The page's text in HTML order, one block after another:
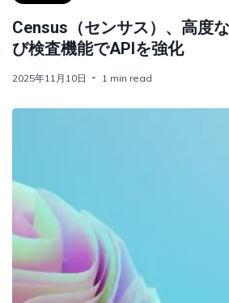
Census（センサス）、高度
び検査機能でAPIを強化
2025年11月10日 1 min read